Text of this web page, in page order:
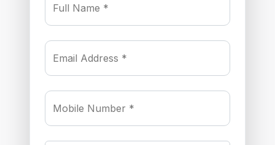
Full Name *
Email Address *
Mobile Number *